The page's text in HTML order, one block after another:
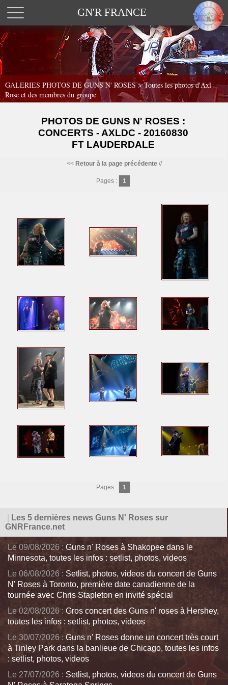
GN'R FRANCE
GALERIES PHOTOS DE GUNS N' ROSES >Toutes les photos d'Axl
Rose et des membres du groupe
PHOTOS DE GUNS N' ROSES :
CONCERTS - AXLDC - 20160830
FT LAUDERDALE
<< Retour à la page précédente//
Pages : 1
Pages : 1
Les 5 dernières news Guns N' Roses sur
GNRFrance.net
Le 09/08/2026 : Guns n' Roses à Shakopee dans le
Minnesota, toutes les infos : setlist, photos, videos
Le 06/08/2026 : Setlist, photos, videos du concert de Guns
N' Roses à Toronto, première date canadienne de la
tournée avec Chris Stapleton en invité spécial
Le 02/08/2026 : Gros concert des Guns n' roses à Hershey,
toutes les infos : setlist, photos, videos
Le 30/07/2026 : Guns n' Roses donne un concert très court
à Tinley Park dans la banlieue de Chicago, toutes les infos
: setlist, photos, videos
Le 27/07/2026 : Setlist, photos, videos du concert de Guns